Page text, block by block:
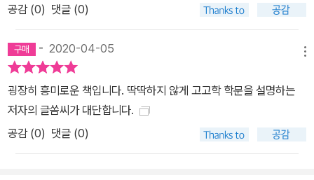
한강에서 발견된 가장 큰 마을(또는 도시)의 흔적이었다. 아마 제대로
발굴한다면 수십 년이 걸렸을 것이다. 하지만 중도 유적 발굴은 약 5
년 만에 끝났다. 그리고 마찬가지로 수많은 유적들이 존재했을지도
모르는 4대강의 강가에서 유적은 더는 찾아볼 수 없다. 4대강 사업은
마무리되었고 유적들이 있을 수도 있었던 강가는 이미 다 정비가 되
었다. 우리가 흔히 보는 선사시대 유적 공원에서 복원된 집자리들은
사실 이미 발굴이 다 되고 난 후에 발굴 당시와 똑같이 만들어놓은 카
공감 (0) 댓글 (0)
- 2020-04-05
굉장히 흥미로운 책입니다. 딱딱하지 않게 고고학 학문을 설명하는
저자의 글쏨씨가 대단합니다.
공감 (0) 댓글 (0)